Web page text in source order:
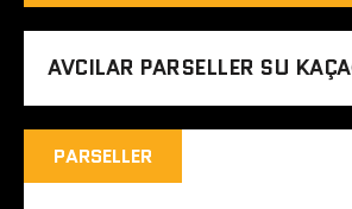
AVCILAR PARSELLER SU
PARSELLER